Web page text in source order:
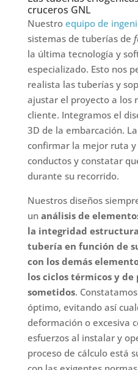
cruceros GNL
Nuestro equipo de
sistemas de tuberías de
la última tecnología y
especializado. Esto nos
realista las tuberías y
ajustar el proyecto a los
cliente. Integramos el
3D de la embarcación.
confirmar la mejor ruta y
conductos y constatar
durante su recorrido.
Nuestros diseños
un análisis de
la integridad
tubería en función de
con los demás
los ciclos térmicos y de
sometidos.
óptimo, evitando así
deformación o excesiva
esfuerzos al instalar y
proceso de cálculo está